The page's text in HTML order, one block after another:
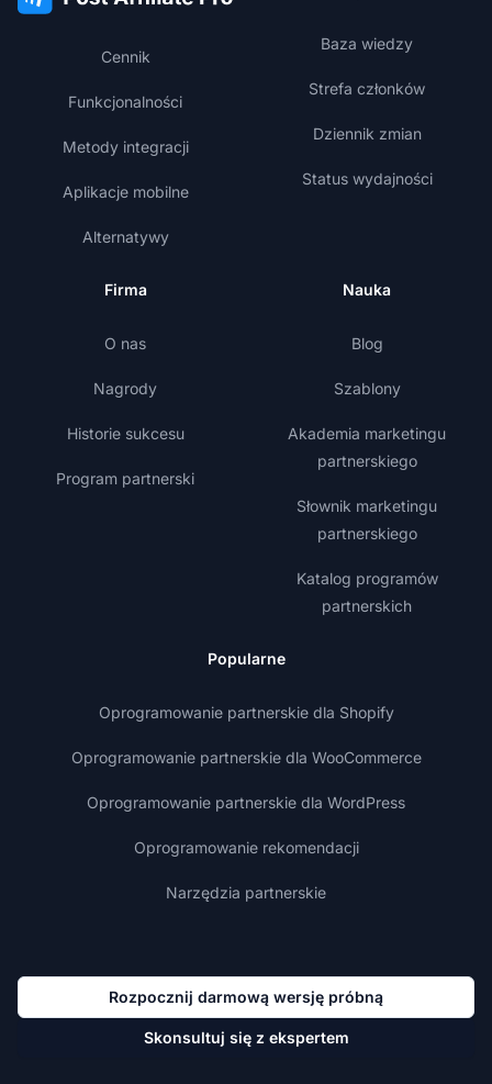
Cennik
Funkcjonalności
Metody integracji
Aplikacje mobilne
Alternatywy
Baza wiedzy
Strefa członków
Dziennik zmian
Status wydajności
Firma
O nas
Nagrody
Historie sukcesu
Program partnerski
Nauka
Blog
Szablony
Akademia marketingu
partnerskiego
Słownik marketingu
partnerskiego
Katalog programów
partnerskich
Popularne
Oprogramowanie partnerskie dla Shopify
Oprogramowanie partnerskie dla WooCommerce
Oprogramowanie partnerskie dla WordPress
Oprogramowanie rekomendacji
Narzędzia partnerskie
Rozpocznij darmową wersję próbną
Skonsultuj się z ekspertem